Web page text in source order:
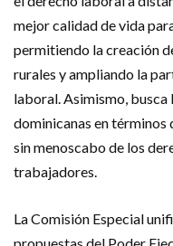
mejor calidad de vida
permitiendo la creación
rurales y ampliando la
laboral. Asimismo, busca
dominicanas en
sin menoscabo de los
trabajadores.
La Comisión Especial